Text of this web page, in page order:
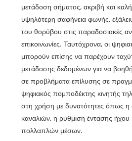
μετάδοση σήματος, ακριβή και
υψηλότερη σαφήνεια φωνής,
του θορύβου στις παραδοσιακές
επικοινωνίες. Ταυτόχρονα, οι
μπορούν επίσης να παρέχουν
μετάδοσης δεδομένων για να
σε προβλήματα επίλυσης σε
ψηφιακός πομποδέκτης κινητής
στη χρήση με δυνατότητες όπως η
καναλιών, η ρύθμιση έντασης ήχου
πολλαπλών μέσων.